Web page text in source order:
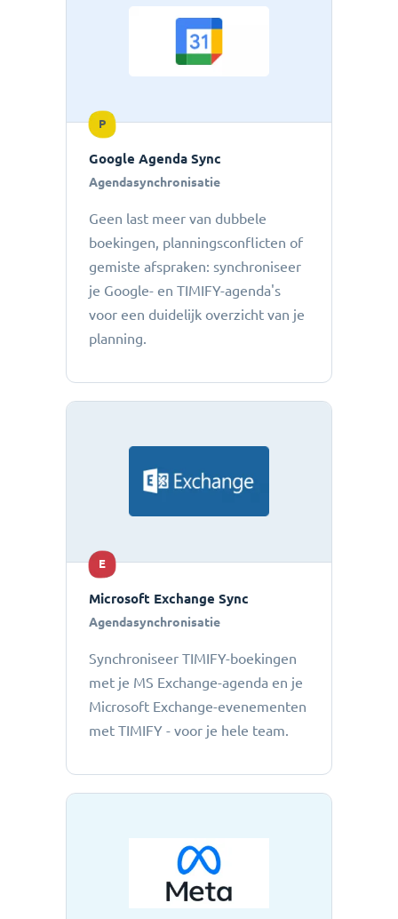
P
Google Agenda Sync
Agendasynchronisatie
Geen last meer van dubbele
boekingen, planningsconflicten of
gemiste afspraken: ​​synchroniseer
je Google- en TIMIFY-agenda's
voor een duidelijk overzicht van je
planning.
E
Microsoft Exchange Sync
Agendasynchronisatie
Synchroniseer TIMIFY-boekingen
met je MS Exchange-agenda en je
Microsoft Exchange-evenementen
met TIMIFY - voor je hele team.